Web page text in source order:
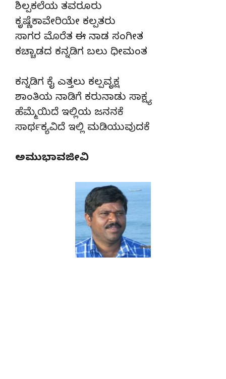
ಶಿಲ್ಪಕಲೆಯ ತವರೂರು
ಕೃಷ್ಣೆಕಾವೇರಿಯೇ ಕಲ್ಪತರು
ಸಾಗರ ಮೊರೆತ ಈ ನಾಡ ಸಂಗೀತ
ಕಚ್ಚಾಡದ ಕನ್ನಡಿಗ ಬಲು ಧೀಮಂತ
ಕನ್ನಡಿಗ ಕೈ ಎತ್ತಲು ಕಲ್ಪವೃಕ್ಷ
ಶಾಂತಿಯ ನಾಡಿಗೆ ಕರುನಾಡು ಸಾಕ್ಷ್ಯ
ಹೆಮ್ಮೆಯಿದೆ ಇಲ್ಲಿಯ ಜನನಕೆ
ಸಾರ್ಥಕ್ಯವಿದೆ ಇಲ್ಲಿ ಮಡಿಯುವುದಕೆ
ಅಮುಭಾವಜೀವಿ